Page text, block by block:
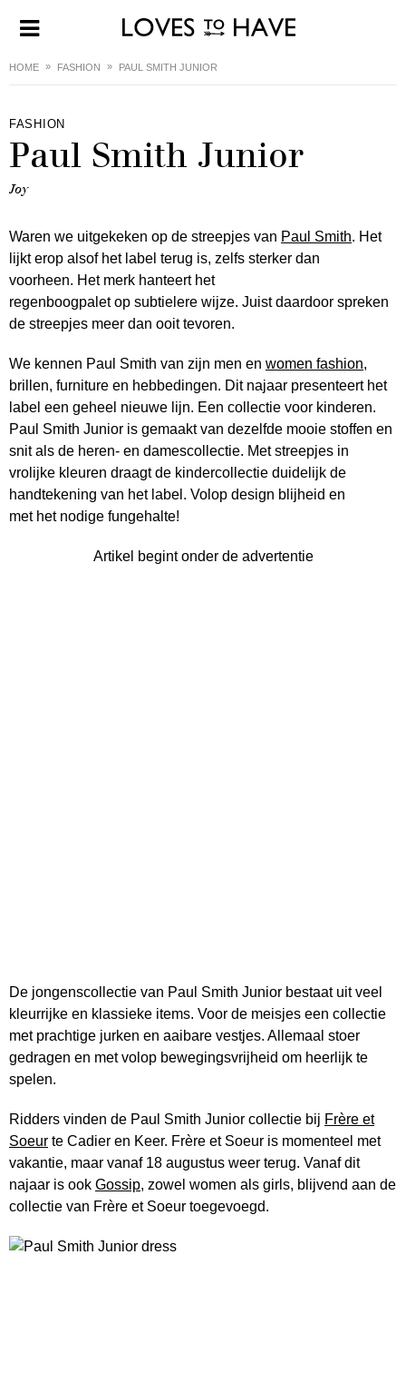
HOME FASHION PAUL SMITH JUNIOR
FASHION
Paul Smith Junior
Joy
Waren we uitgekeken op de streepjes van Paul Smith. Het
lijkt erop alsof het label terug is, zelfs sterker dan
voorheen. Het merk hanteert het
regenboogpalet op subtielere wijze. Juist daardoor spreken
de streepjes meer dan ooit tevoren.
We kennen Paul Smith van zijn men en women fashion,
brillen, furniture en hebbedingen. Dit najaar presenteert het
label een geheel nieuwe lijn. Een collectie voor kinderen.
Paul Smith Junior is gemaakt van dezelfde mooie stoffen en
snit als de heren- en damescollectie. Met streepjes in
vrolijke kleuren draagt de kindercollectie duidelijk de
handtekening van het label. Volop design blijheid en
met het nodige fungehalte!
Artikel begint onder de advertentie
De jongenscollectie van Paul Smith Junior bestaat uit veel
kleurrijke en klassieke items. Voor de meisjes een collectie
met prachtige jurken en aaibare vestjes. Allemaal stoer
gedragen en met volop bewegingsvrijheid om heerlijk te
spelen.
Ridders vinden de Paul Smith Junior collectie bij Frère et
Soeur te Cadier en Keer. Frère et Soeur is momenteel met
vakantie, maar vanaf 18 augustus weer terug. Vanaf dit
najaar is ook Gossip, zowel women als girls, blijvend aan de
collectie van Frère et Soeur toegevoegd.